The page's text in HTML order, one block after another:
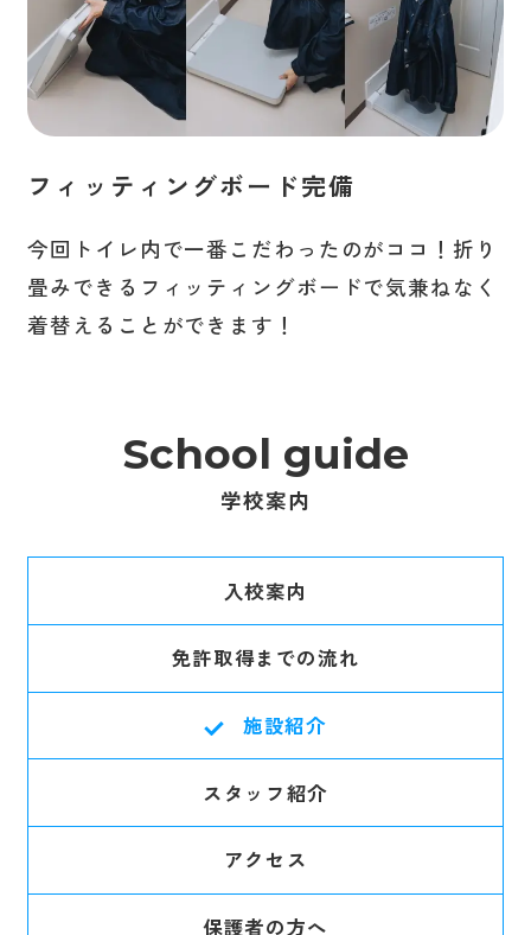
フィッティングボード完備
今回トイレ内で一番こだわったのがココ！折り
畳みできるフィッティングボードで気兼ねなく
着替えることができます！
学校案内
入校案内
免許取得までの流れ
施設紹介
スタッフ紹介
アクセス
保護者の方へ